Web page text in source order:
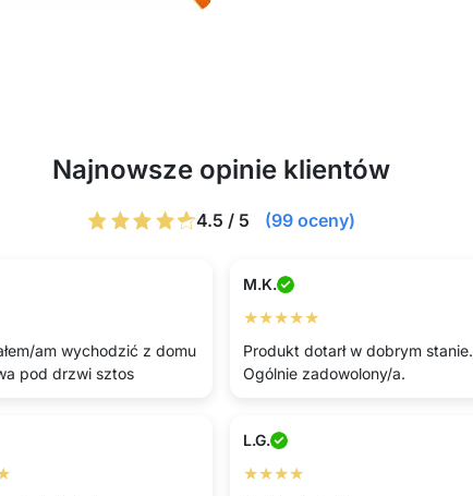
Najnowsze opinie klientów
4.5 / 5 (99 oceny)
am wychodzić z domu
pod drzwi sztos
M.K.
★★★★★
Produkt dotarł w dobrym stanie.
Ogólnie zadowolony/a.
L.G.
★★★★